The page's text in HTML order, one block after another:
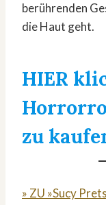
berührenden
die Haut geht.
HIER
zu
» ZU »Sucy